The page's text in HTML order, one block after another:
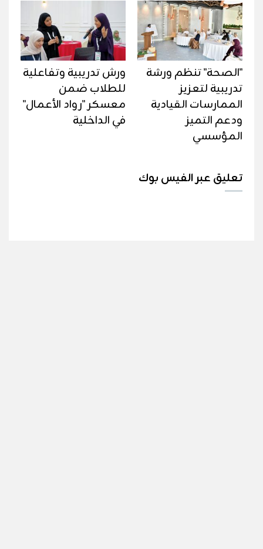
"الصحة" تنظم ورشة
تدريبية لتعزيز
الممارسات القيادية
ودعم التميز
المؤسسي
ورش تدريبية وتفاعلية
للطلاب ضمن
معسكر "رواد الأعمال"
في الداخلية
تعليق عبر الفيس بوك